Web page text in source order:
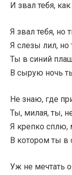
И звал тебя,
Я звал тебя, но
Я слезы лил, но
Ты в синий
В сырую ночь
Не знаю, где
Ты, милая, ты,
Я крепко сплю,
В котором ты
Уж не мечтать